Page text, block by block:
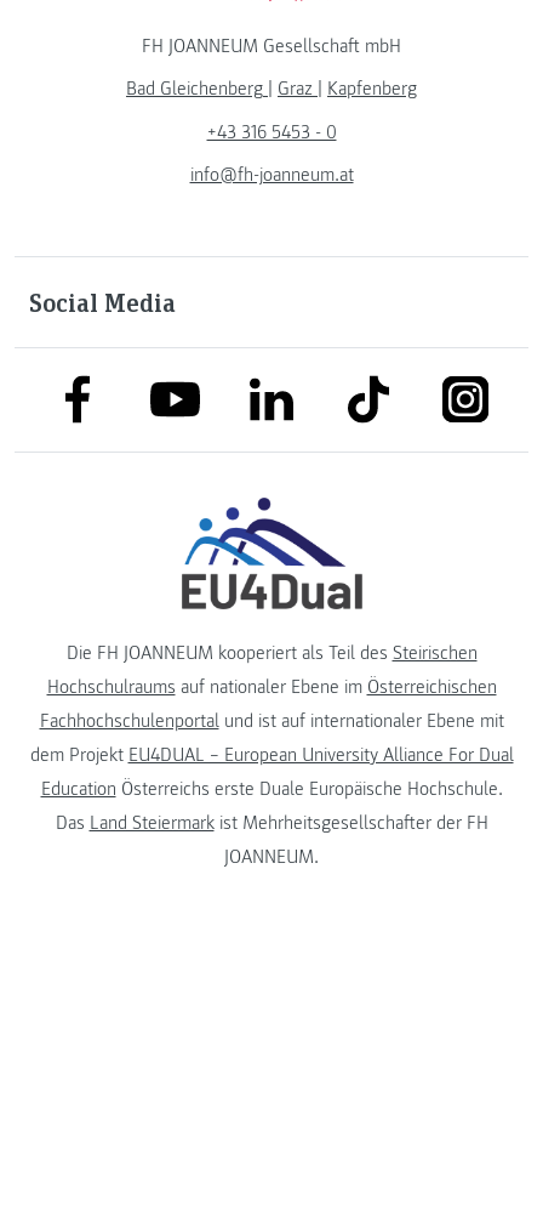
FH JOANNEUM Gesellschaft mbH
Bad Gleichenberg
Graz
Kapfenberg
+43 316 5453 - 0
info@fh-joanneum.at
Social Media
link to facebooklink to youtubelink to linkedinlink to tiktok
Die FH JOANNEUM kooperiert als Teil des Steirischen
Hochschulraums auf nationaler Ebene im Österreichischen
Fachhochschulenportalund ist auf internationaler Ebene mit
dem Projekt EU4DUAL – European University Alliance For Dual
Education Österreichs erste Duale Europäische Hochschule.
Das Land Steiermarkist Mehrheitsgesellschafter der FH
JOANNEUM.